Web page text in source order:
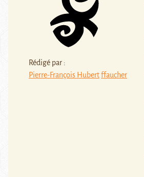
Rédigé par :
Pierre-François Hubertffaucher